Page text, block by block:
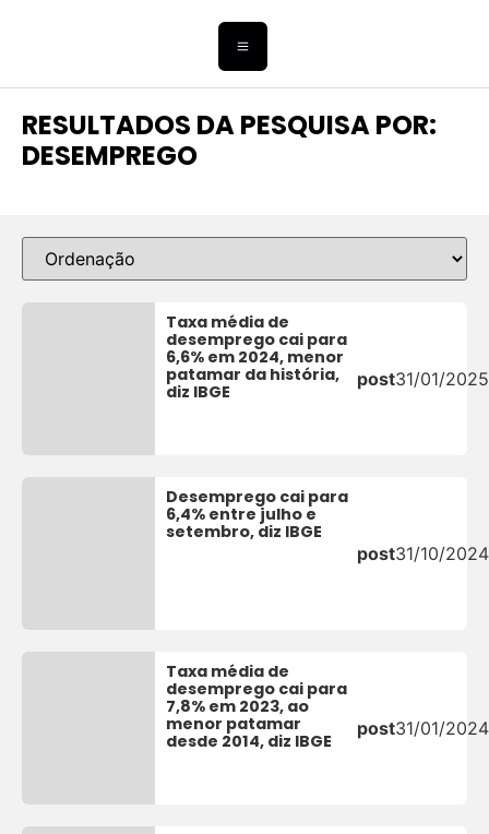
RESULTADOS DA PESQUISA POR:
DESEMPREGO
Taxa média de
desemprego cai para
6,6% em 2024, menor
patamar da história,
diz IBGE
post31/01/2025
Desemprego cai para
6,4% entre julho e
setembro, diz IBGE
post31/10/2024
Taxa média de
desemprego cai para
7,8% em 2023, ao
menor patamar
desde 2014, diz IBGE
post31/01/2024